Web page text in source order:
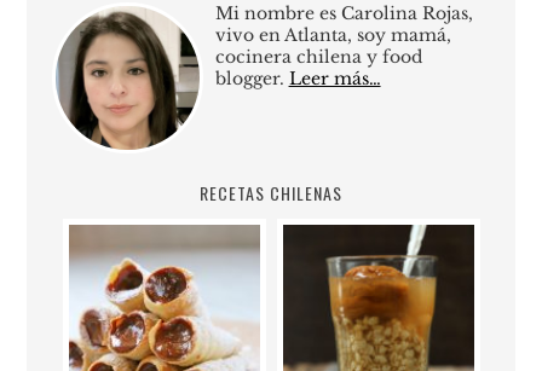
Mi nombre es Carolina Rojas,
vivo en Atlanta, soy mamá,
cocinera chilena y food
blogger. Leer más…
RECETAS CHILENAS